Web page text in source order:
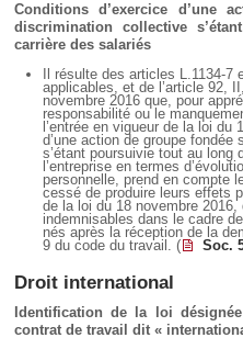
Conditions d’exercice d’une
discrimination collective
carrière des salariés
Il résulte des articles L.1134-
applicables, et de l’article 92,
novembre 2016 que, pour
responsabilité ou le
l’entrée en vigueur de la loi
d’une action de groupe
s’étant poursuivie tout au long
l’entreprise en termes
personnelle, prend en compte
cessé de produire leurs effets
de la loi du 18 novembre
indemnisables dans le cadre
nés après la réception de la
9 du code du travail. (
Soc.
Droit international
Identification de la loi
contrat de travail dit «